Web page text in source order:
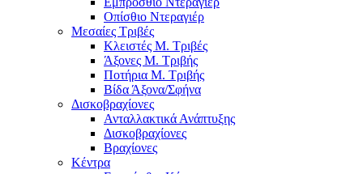
Οπίσθιο Ντεραγιέρ
Μεσαίες Τριβές
Κλειστές Μ. Τριβές
Άξονες Μ. Τριβής
Ποτήρια Μ. Τριβής
Βίδα Άξονα/Σφήνα
Δισκοβραχίονες
Ανταλλακτικά Ανάπτυξης
Δισκοβραχίονες
Βραχίονες
Κέντρα